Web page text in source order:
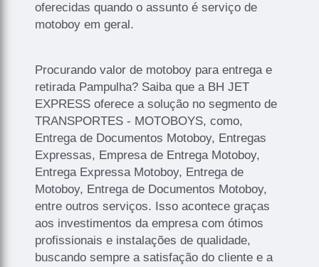
oferecidas quando o assunto é serviço de
motoboy em geral.
Procurando valor de motoboy para entrega e
retirada Pampulha? Saiba que a BH JET
EXPRESS oferece a solução no segmento de
TRANSPORTES - MOTOBOYS, como,
Entrega de Documentos Motoboy, Entregas
Expressas, Empresa de Entrega Motoboy,
Entrega Expressa Motoboy, Entrega de
Motoboy, Entrega de Documentos Motoboy,
entre outros serviços. Isso acontece graças
aos investimentos da empresa com ótimos
profissionais e instalações de qualidade,
buscando sempre a satisfação do cliente e a